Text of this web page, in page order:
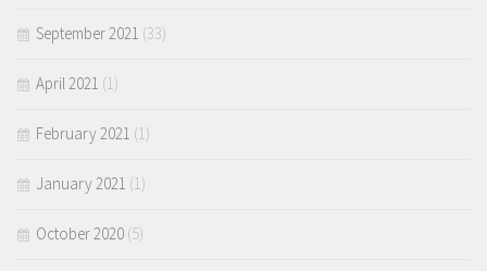
September 2021 (33)
April 2021 (1)
February 2021 (1)
January 2021 (1)
October 2020 (5)